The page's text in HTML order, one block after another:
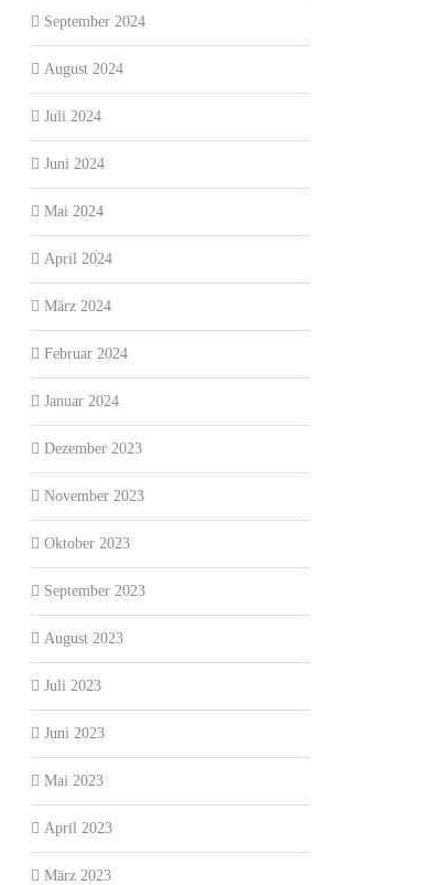
September 2024
August 2024
Juli 2024
Juni 2024
Mai 2024
April 2024
März 2024
Februar 2024
Januar 2024
Dezember 2023
November 2023
Oktober 2023
September 2023
August 2023
Juli 2023
Juni 2023
Mai 2023
April 2023
März 2023